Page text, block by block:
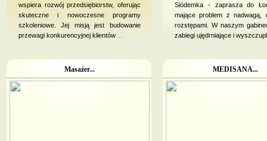
wspiera rozwój przedsiębiorstw, oferując
skuteczne i nowoczesne programy
szkoleniowe. Jej misją jest budowanie
przewagi konkurencyjnej klientów
Siódemka - zaprasza do
mające problem z nadwagą,
rozstępami. W naszym
zabiegi ujędrniające i
Masażer... MEDISANA...